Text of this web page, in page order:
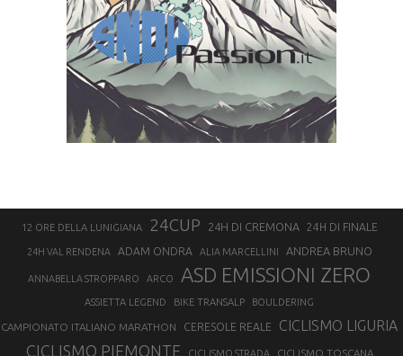
12 ORE DELLA LUNIGIANA 24CUP 24H DI CREMONA 24H DI FINALE
24H VAL RENDENA ADAM ONDRA ALIA MARCELLINI ANDREA BRUNO
ANNABELLA STROPPARO ARCO ASD EMISSIONI ZERO
ASSIETTA LEGEND BIKE TRANSALP BOULDERING
CAMPIONATO ITALIANO MARATHON CERESOLE REALE CICLISMO LIGURIA
CICLISMO PIEMONTE CICLISMO STRADA CICLISMO TOSCANA